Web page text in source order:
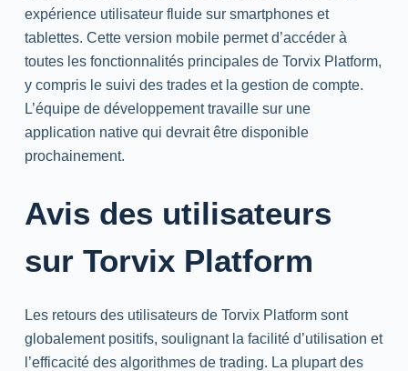
expérience utilisateur fluide sur smartphones et
tablettes. Cette version mobile permet d’accéder à
toutes les fonctionnalités principales de Torvix Platform,
y compris le suivi des trades et la gestion de compte.
L’équipe de développement travaille sur une
application native qui devrait être disponible
prochainement.
Avis des utilisateurs
sur Torvix Platform
Les retours des utilisateurs de Torvix Platform sont
globalement positifs, soulignant la facilité d’utilisation et
l’efficacité des algorithmes de trading. La plupart des